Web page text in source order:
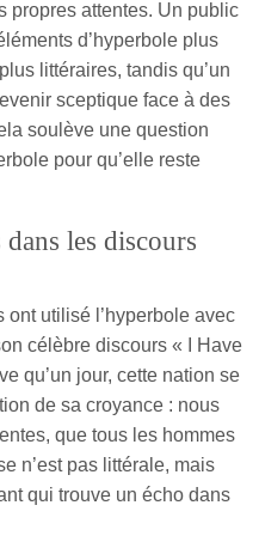
propres attentes. Un public
d’hyperbole plus
littéraires, tandis qu’un
sceptique face à des
soulève une question
pour qu’elle reste
les discours
ont utilisé l’hyperbole avec
célèbre discours « I Have
qu’un jour, cette nation se
de sa croyance : nous
que tous les hommes
n’est pas littérale, mais
qui trouve un écho dans